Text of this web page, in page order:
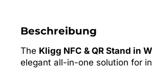
Beschreibung
The Kligg NFC & QR Stand in
elegant all-in-one solution for